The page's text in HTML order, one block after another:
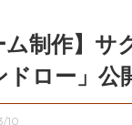
ム制作】サ
ドロー」公
10